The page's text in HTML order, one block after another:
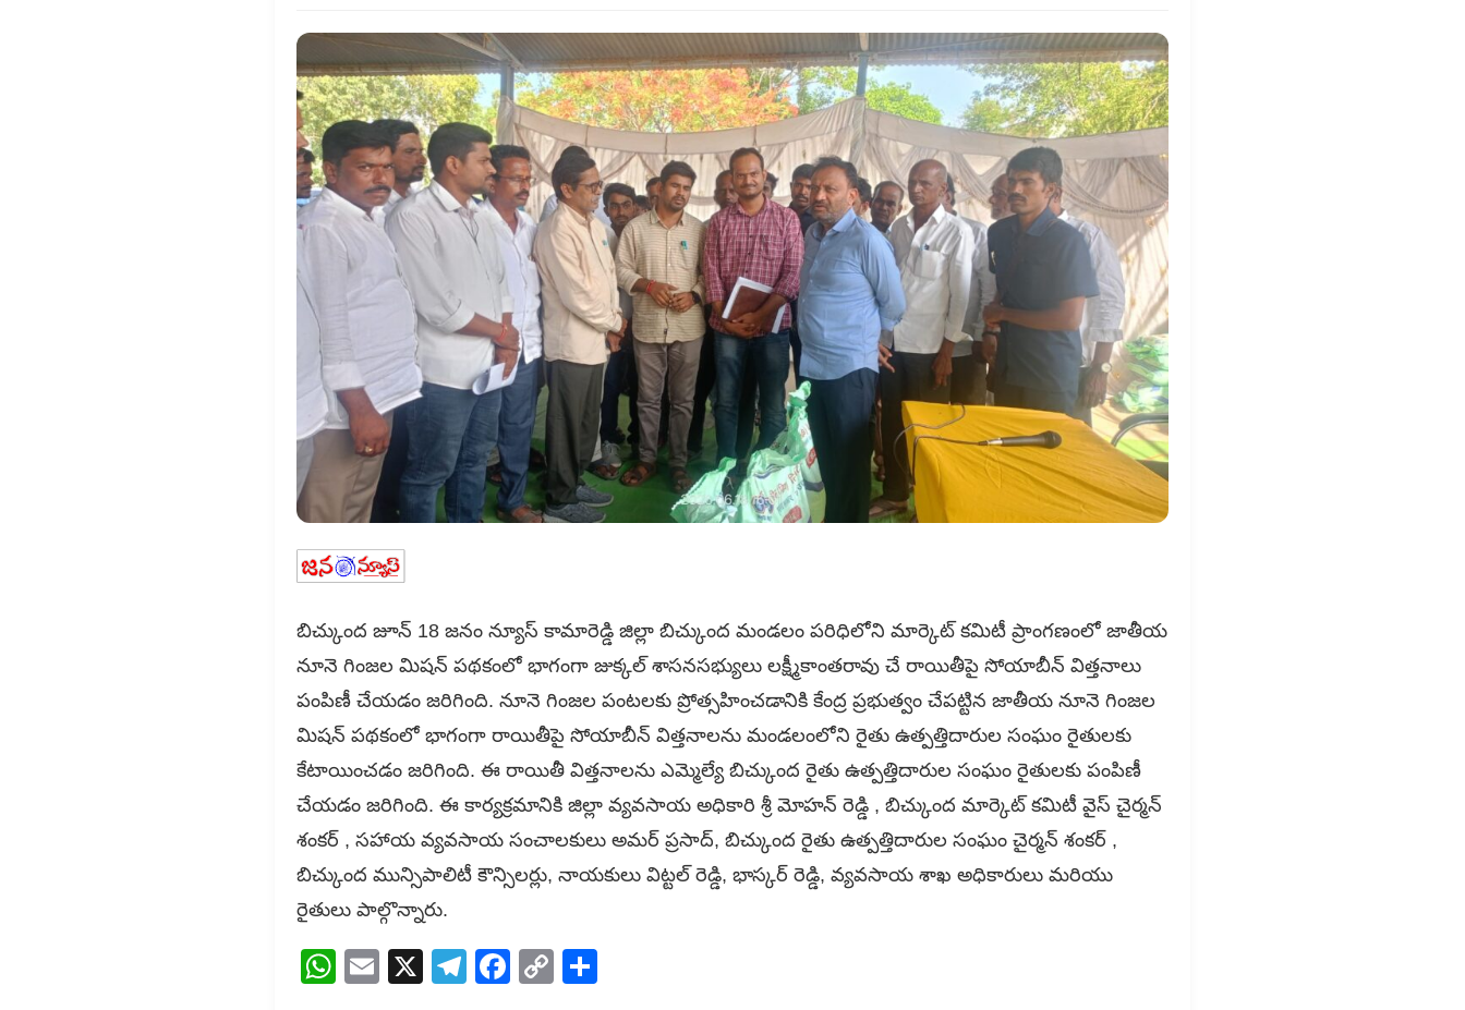
బిచ్కుంద జూన్ 18 జనం న్యూస్ కామారెడ్డి జిల్లా బిచ్కుంద మండలం పరిధిలోని మార్కెట్ కమిటీ ప్రాంగణంలో జాతీయ
నూనె గింజల మిషన్ పథకంలో భాగంగా జుక్కల్ శాసనసభ్యులు లక్ష్మీకాంతరావు చే రాయితీపై సోయాబీన్ విత్తనాలు
పంపిణీ చేయడం జరిగింది. నూనె గింజల పంటలకు ప్రోత్సహించడానికి కేంద్ర ప్రభుత్వం చేపట్టిన జాతీయ నూనె గింజల
మిషన్ పథకంలో భాగంగా రాయితీపై సోయాబీన్ విత్తనాలను మండలంలోని రైతు ఉత్పత్తిదారుల సంఘం రైతులకు
కేటాయించడం జరిగింది. ఈ రాయితీ విత్తనాలను ఎమ్మెల్యే బిచ్కుంద రైతు ఉత్పత్తిదారుల సంఘం రైతులకు పంపిణీ
చేయడం జరిగింది. ఈ కార్యక్రమానికి జిల్లా వ్యవసాయ అధికారి శ్రీ మోహన్ రెడ్డి , బిచ్కుంద మార్కెట్ కమిటీ వైస్ చైర్మన్
శంకర్ , సహాయ వ్యవసాయ సంచాలకులు అమర్ ప్రసాద్, బిచ్కుంద రైతు ఉత్పత్తిదారుల సంఘం చైర్మన్ శంకర్ ,
బిచ్కుంద మున్సిపాలిటీ కౌన్సిలర్లు, నాయకులు విట్టల్ రెడ్డి, భాస్కర్ రెడ్డి, వ్యవసాయ శాఖ అధికారులు మరియు
రైతులు పాల్గొన్నారు.
WhatsApp
Email
X Telegram
Facebook
Copy